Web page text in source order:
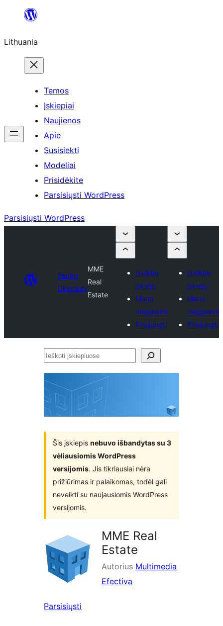
turinio
Lithuania
Temos
Įskiepiai
Naujienos
Apie
Susisiekti
Modeliai
Prisidėkite
Parsisiųsti WordPress
Parsisiųsti WordPress
Plugin
Directory
MME
Real
Estate
Įkelkite
įskiepį
Mano
mėgstami
Prisijungti
Įkelkite
įskiepį
Mano
mėgstami
Prisijungti
Ieškoti
Šis įskiepis nebuvo išbandytas su 3
vėliausiomis WordPress
versijomis. Jis tikriausiai nėra
prižiūrimas ir palaikomas, todėl gali
neveikti su naujausiomis WordPress
versijomis.
MME Real
Estate
Autorius Multimedia
Efectiva
Parsisiųsti